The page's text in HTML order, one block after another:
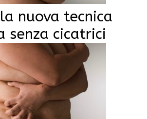
nuova tecnica
senza cicatrici